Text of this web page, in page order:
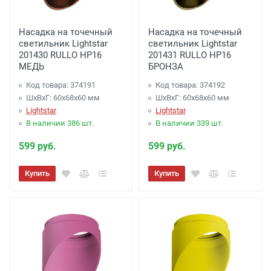
Компании- (для Регионов)Подробнее
Насадка на точечный
светильник Lightstar
201430 RULLO HP16
МЕДЬ
Код товара: 374191
ШхВхГ: 60x68x60 мм
Lightstar
В наличии 386 шт.
599 руб.
Купить
Насадка на точечный
светильник Lightstar
201431 RULLO HP16
БРОНЗА
Код товара: 374192
ШхВхГ: 60x68x60 мм
Lightstar
В наличии 339 шт.
599 руб.
Купить